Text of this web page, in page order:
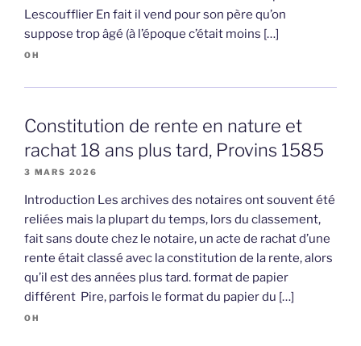
Lescoufflier En fait il vend pour son père qu’on
suppose trop âgé (à l’époque c’était moins […]
OH
Constitution de rente en nature et
rachat 18 ans plus tard, Provins 1585
3 MARS 2026
Introduction Les archives des notaires ont souvent été
reliées mais la plupart du temps, lors du classement,
fait sans doute chez le notaire, un acte de rachat d’une
rente était classé avec la constitution de la rente, alors
qu’il est des années plus tard. format de papier
différent Pire, parfois le format du papier du […]
OH